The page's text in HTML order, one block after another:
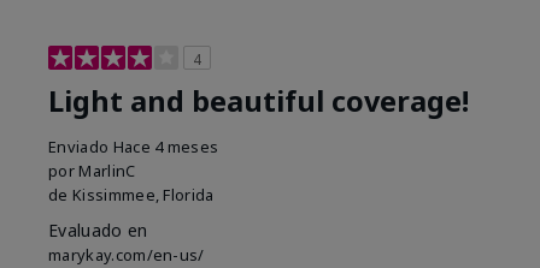
4
Light and beautiful coverage!
Enviado Hace 4 meses
por MarlinC
de Kissimmee, Florida
Evaluado en
marykay.com/en-us/